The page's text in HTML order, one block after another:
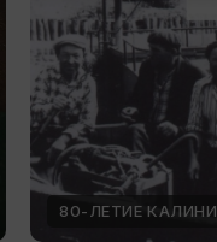
80-ЛЕТИЕ